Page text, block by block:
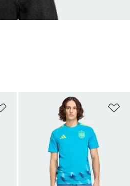
Přidat do seznamu přání